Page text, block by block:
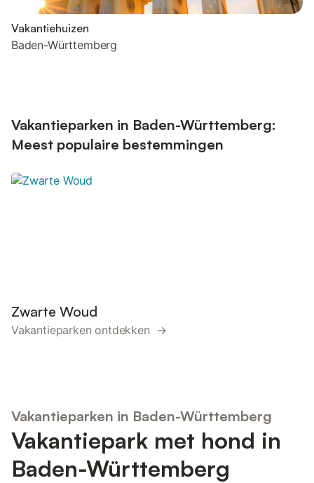
Vakantiehuizen
Baden-Württemberg
Vakantieparken in Baden-Württemberg:
Meest populaire bestemmingen
Zwarte Woud
Vakantieparken ontdekken →
Vakantieparken in Baden-Württemberg
Vakantiepark met hond in
Baden-Württemberg